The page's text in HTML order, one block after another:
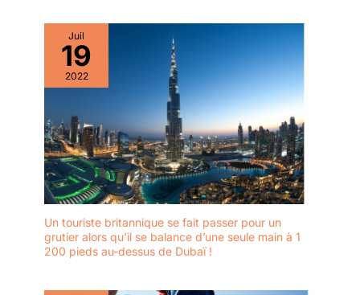
Juil
19
2022
Un touriste britannique se fait passer pour un
grutier alors qu’il se balance d’une seule main à 1
200 pieds au-dessus de Dubaï !